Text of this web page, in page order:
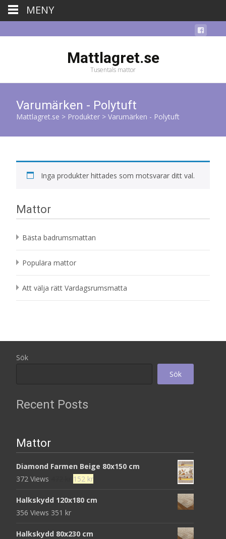
Mattlagret.se
Tusentals mattor
Varumärken - Polytuft
Mattlagret.se > Produkter > Varumärken - Polytuft
Inga produkter hittades som motsvarar ditt val.
Mattor
Bästa badrumsmattan
Populära mattor
Att välja rätt Vardagsrumsmatta
Sök
Sök
Recent Posts
Mattor
Diamond Farmen Beige 80x150 cm
372 Views
Det
priset
152 krDet
priset
Halkskydd 120x180 cm
356 Views 351 kr
Halkskydd 80x230 cm
MENY